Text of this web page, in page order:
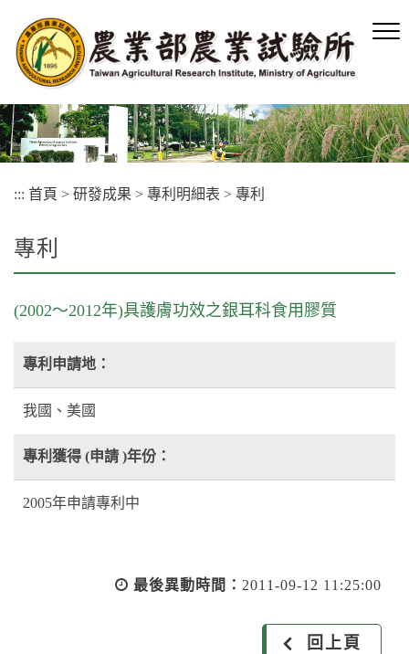
容
區
塊
::: 首頁 > 研發成果 > 專利明細表 > 專利
專利
(2002～2012年)具護膚功效之銀耳科食用膠質
專利申請地：
我國、美國
專利獲得 (申請 )年份：
2005年申請專利中
最後異動時間： 2011-09-12 11:25:00
回上頁